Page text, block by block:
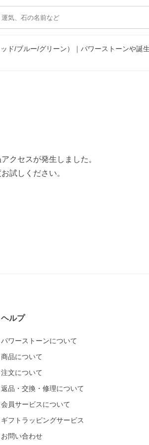
ド/ブルー/グリーン）｜パワーストーンや誕
クセスが発生しました。
試しください。
ヘルプ
パワーストーンについて
商品について
注文について
返品・交換・修理について
会員サービスについて
ギフトラッピングサービス
お問い合わせ